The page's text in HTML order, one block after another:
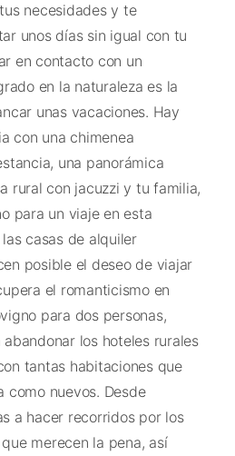
necesidades y te
unos días sin igual con tu
en contacto con un
en la naturaleza es la
unas vacaciones. Hay
con una chimenea
una panorámica
rural con jacuzzi y tu familia,
para un viaje en esta
casas de alquiler
posible el deseo de viajar
el romanticismo en
para dos personas,
los hoteles rurales
tantas habitaciones que
como nuevos. Desde
a hacer recorridos por los
merecen la pena, así